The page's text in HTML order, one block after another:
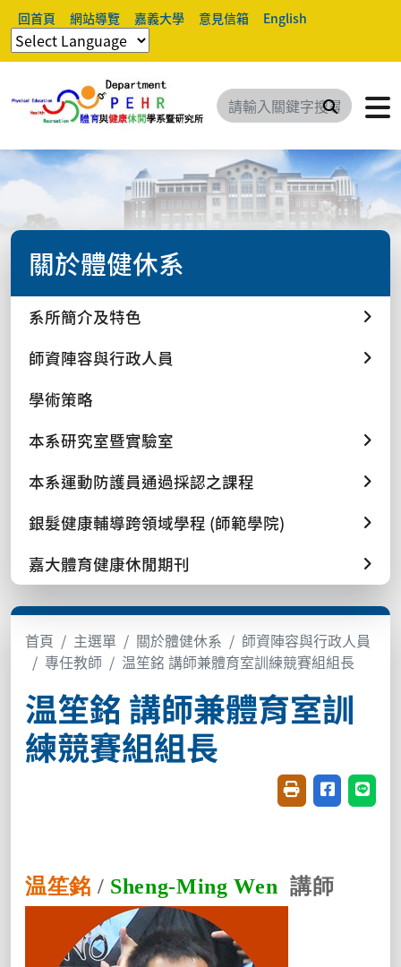
回首頁 網站導覽 嘉義大學 意見信箱 English
搜尋
關於體健休系
系所簡介及特色
師資陣容與行政人員
學術策略
本系研究室暨實驗室
本系運動防護員通過採認之課程
銀髮健康輔導跨領域學程 (師範學院)
嘉大體育健康休閒期刊
首頁 主選單 關於體健休系
師資陣容與行政人員
專任教師
温笙銘 講師兼體育室訓練競賽組組長
温笙銘 講師兼體育室訓
練競賽組組長
友善列印(開新視
分享至臉書
分享
温笙銘 / Sheng-Ming Wen 講師